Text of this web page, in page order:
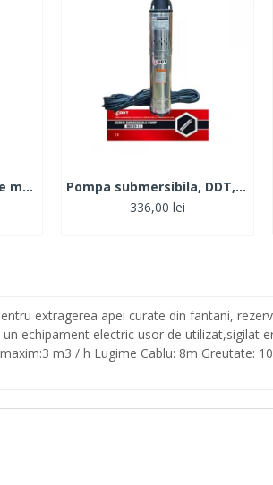
Pompa submersibila de mare adancime, DDT, QJD120-1.5, 1500 W, Inox, 8 turbine
Pompa submersibila, DDT, QGD120, Inox, 120 m, 3 m³/h, 20 m cablu
336,00 lei
extragerea apei curate din fantani,
echipament electric usor de utilizat,sigilat
m3 / h Lugime Cablu: 8m Greutate: